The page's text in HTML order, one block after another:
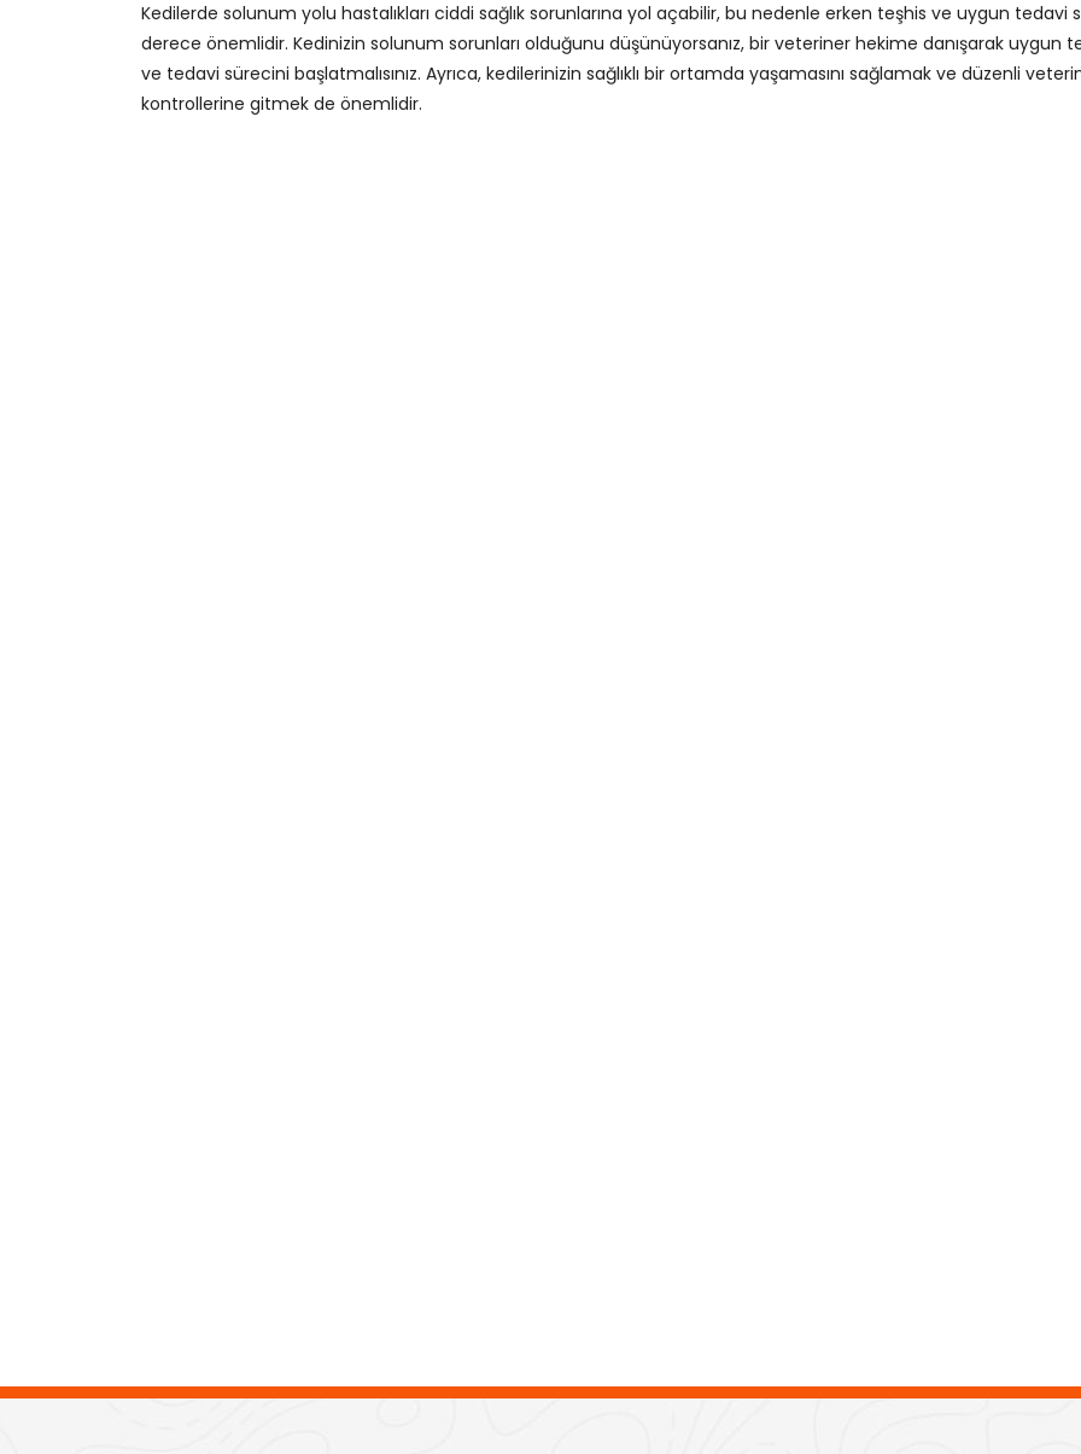
Kedilerde solunum yolu hastalıkları ciddi sağlık sorunlarına yol açabilir, bu nedenle erken teşhis ve uygun tedavi
derece önemlidir. Kedinizin solunum sorunları olduğunu düşünüyorsanız, bir veteriner hekime danışarak uygun
ve tedavi sürecini başlatmalısınız. Ayrıca, kedilerinizin sağlıklı bir ortamda yaşamasını sağlamak ve düzenli
kontrollerine gitmek de önemlidir.